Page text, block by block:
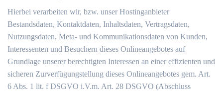
Hierbei verarbeiten wir, bzw. unser Hostinganbieter
Bestandsdaten, Kontaktdaten, Inhaltsdaten, Vertragsdaten,
Nutzungsdaten, Meta- und Kommunikationsdaten von Kunden,
Interessenten und Besuchern dieses Onlineangebotes auf
Grundlage unserer berechtigten Interessen an einer effizienten und
sicheren Zurverfügungstellung dieses Onlineangebotes gem. Art.
6 Abs. 1 lit. f DSGVO i.V.m. Art. 28 DSGVO (Abschluss